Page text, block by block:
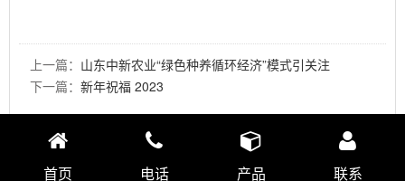
上一篇： 山东中新农业“绿色种养循环经济”模式引关注
下一篇： 新年祝福 2023
首页 电话 产品 联系